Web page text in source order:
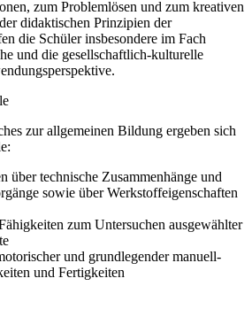
zum Problemlösen und zum kreativen
didaktischen Prinzipien der
die Schüler insbesondere im Fach
und die gesellschaftlich-kulturelle
zur allgemeinen Bildung ergeben sich
über technische Zusammenhänge und
sowie über Werkstoffeigenschaften
zum Untersuchen ausgewählter
und grundlegender manuell-
und Fertigkeiten